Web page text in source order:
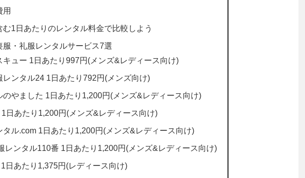
用
む1日あたりのレンタル料金で比較しよう
服・礼服レンタルサービス7選
ュー 1日あたり997円(メンズ&レディース向け)
ンタル24 1日あたり792円(メンズ向け)
やました 1日あたり1,200円(メンズ&レディース向け)
日あたり1,200円(メンズ&レディース向け)
ル.com 1日あたり1,200円(メンズ&レディース向け)
レンタル110番 1日あたり1,200円(メンズ&レディース向け)
日あたり1,375円(レディース向け)